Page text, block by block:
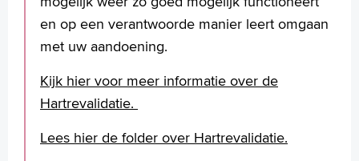
en op een verantwoorde manier leert omgaan
met uw aandoening.
Kijk hier voor meer informatie over de
Hartrevalidatie.
Lees hier de folder over Hartrevalidatie.